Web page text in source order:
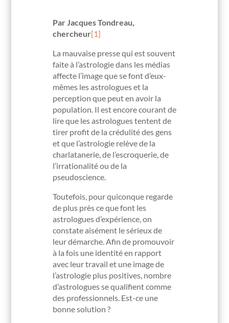
Par Jacques Tondreau,
chercheur[1]
La mauvaise presse qui est souvent
faite à l’astrologie dans les médias
affecte l’image que se font d’eux-
mêmes les astrologues et la
perception que peut en avoir la
population. Il est encore courant de
lire que les astrologues tentent de
tirer profit de la crédulité des gens
et que l’astrologie relève de la
charlatanerie, de l’escroquerie, de
l’irrationalité ou de la
pseudoscience.
Toutefois, pour quiconque regarde
de plus près ce que font les
astrologues d’expérience, on
constate aisément le sérieux de
leur démarche. Afin de promouvoir
à la fois une identité en rapport
avec leur travail et une image de
l’astrologie plus positives, nombre
d’astrologues se qualifient comme
des professionnels. Est-ce une
bonne solution ?